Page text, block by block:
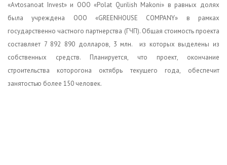
«Avtosanoat Invest» и ООО «Polat Qurilish Makoni» в равных долях
была учреждена ООО «GREENHOUSE COMPANY» в рамках
государственно частного партнерства (ГЧП). Общая стоимость проекта
составляет 7 892 890 долларов, 3 млн.
из которых выделены из
собственных средств. Планируется, что проект, окончание
строительства которогона октябрь текущего года, обеспечит
занятостью более 150 человек.